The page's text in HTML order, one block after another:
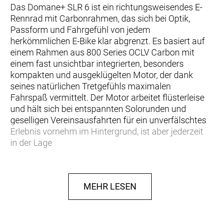
Das Domane+ SLR 6 ist ein richtungsweisendes E-
Rennrad mit Carbonrahmen, das sich bei Optik,
Passform und Fahrgefühl von jedem
herkömmlichen E-Bike klar abgrenzt. Es basiert auf
einem Rahmen aus 800 Series OCLV Carbon mit
einem fast unsichtbar integrierten, besonders
kompakten und ausgeklügelten Motor, der dank
seines natürlichen Tretgefühls maximalen
Fahrspaß vermittelt. Der Motor arbeitet flüsterleise
und hält sich bei entspannten Solorunden und
geselligen Vereinsausfahrten für ein unverfälschtes
Erlebnis vornehm im Hintergrund, ist aber jederzeit
in der Lage
suchst, das superleicht, superdezent und superleise
ist. Vielseitigkeit ist dir wichtig, und du möchtest von
Asphalt bis Schotter alle erdenklichen Untergründe
MEHR LESEN